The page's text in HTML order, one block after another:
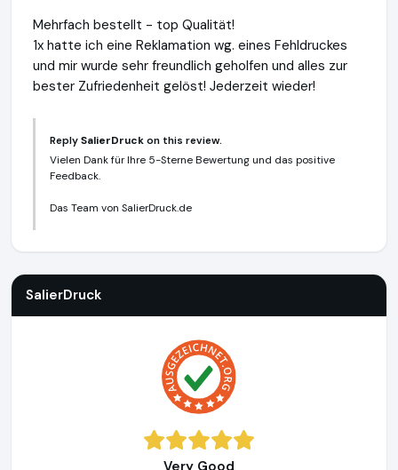
Mehrfach bestellt - top Qualität!
1x hatte ich eine Reklamation wg. eines Fehldruckes
und mir wurde sehr freundlich geholfen und alles zur
bester Zufriedenheit gelöst! Jederzeit wieder!
ReplySalierDruckon this review.
Vielen Dank für Ihre 5-Sterne Bewertung und das positive
Feedback.
Das Team von SalierDruck.de
SalierDruck